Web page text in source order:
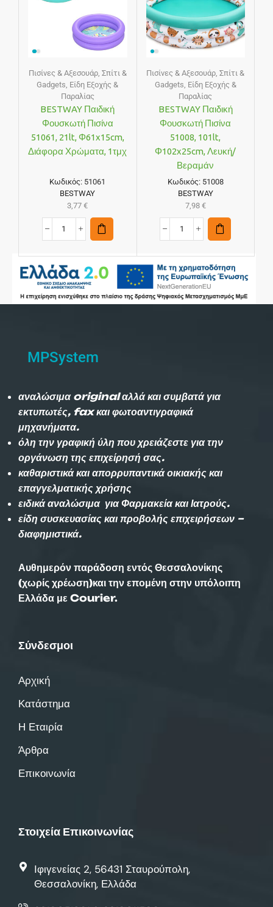
Πισίνες & Αξεσουάρ, Σπίτι &
Gadgets, Είδη Εξοχής &
Παραλίας
BESTWAY Παιδική
Φουσκωτή Πισίνα
51061, 21lt, Φ61x15cm,
Διάφορα Χρώματα, 1τμχ
Κωδικός: 51061
BESTWAY
3,77€
Πισίνες & Αξεσουάρ,Σπίτι &
Gadgets, Είδη Εξοχής &
Παραλίας
BESTWAY Παιδική
Φουσκωτή Πισίνα
51008, 101lt,
Φ102x25cm, Λευκή/
Βεραμάν
Κωδικός: 51008
BESTWAY
7,98 €
MPSystem
αναλώσιμα original αλλά και συμβατά για
εκτυπωτές, fax και φωτοαντιγραφικά
μηχανήματα.
όλη την γραφική ύλη που χρειάζεστε για την
οργάνωση της επιχείρησή σας.
καθαριστικά και απορρυπαντικά οικιακής και
επαγγελματικής χρήσης
ειδικά αναλώσιμα για Φαρμακεία και Ιατρούς.
είδη συσκευασίας και προβολής επιχειρήσεων –
διαφημιστικά.
Αυθημερόν παράδοση εντός Θεσσαλονίκης
(χωρίς χρέωση)και την επομένη στην υπόλοιπη
Ελλάδα με Courier.
Σύνδεσμοι
Αρχική
Κατάστημα
Η Εταιρία
Άρθρα
Επικοινωνία
Στοιχεία Επικοινωνίας
Ιφιγενείας 2, 56431 Σταυρούπολη,
Θεσσαλονίκη, Ελλάδα